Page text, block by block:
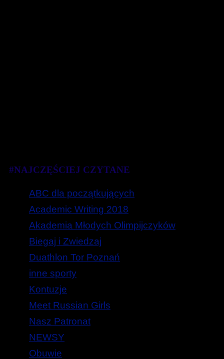
#NAJCZĘŚCIEJ CZYTANE
ABC dla początkujących
Academic Writing 2018
Akademia Młodych Olimpijczyków
Biegaj i Zwiedzaj
Duathlon Tor Poznań
inne sporty
Kontuzje
Meet Russian Girls
Nasz Patronat
NEWSY
Obuwie